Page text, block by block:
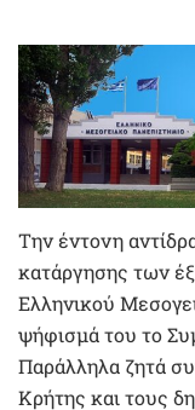
Την έντονη
κατάργησης των
Ελληνικού
ψήφισμά του το
Παράλληλα ζητά
Κρήτης και τους